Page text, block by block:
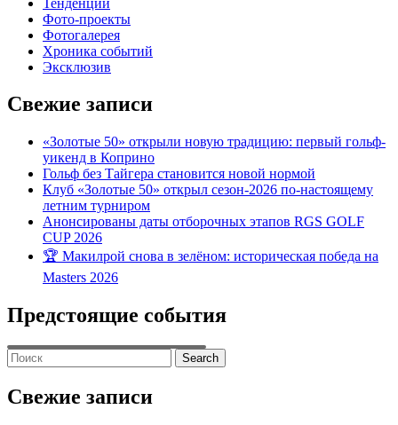
Фото-проекты
Фотогалерея
Хроника событий
Эксклюзив
Свежие записи
«Золотые 50» открыли новую традицию: первый гольф-
уикенд в Коприно
Гольф без Тайгера становится новой нормой
Клуб «Золотые 50» открыл сезон-2026 по-настоящему
летним турниром
Анонсированы даты отборочных этапов RGS GOLF
CUP 2026
🏆 Макилрой снова в зелёном: историческая победа на
Masters 2026
Предстоящие события
Search
for:
Свежие записи